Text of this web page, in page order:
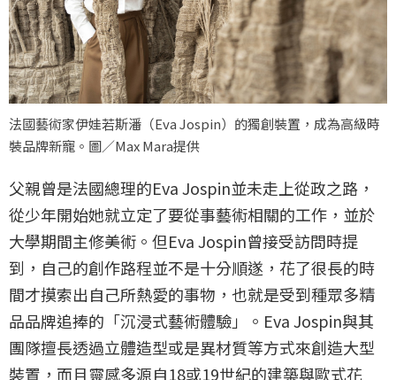
法國藝術家伊娃若斯潘（Eva Jospin）的獨創裝置，成為高級時
裝品牌新寵。圖／Max Mara提供
父親曾是法國總理的Eva Jospin並未走上從政之路，
從少年開始她就立定了要從事藝術相關的工作，並於
大學期間主修美術。但Eva Jospin曾接受訪問時提
到，自己的創作路程並不是十分順遂，花了很長的時
間才摸索出自己所熱愛的事物，也就是受到種眾多精
品品牌追捧的「沉浸式藝術體驗」。Eva Jospin與其
團隊擅長透過立體造型或是異材質等方式來創造大型
裝置，而且靈感多源自18或19世紀的建築與歐式花